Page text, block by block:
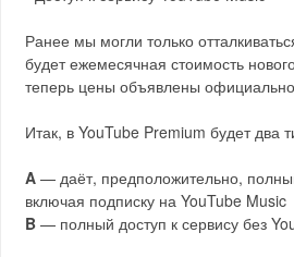
Ранее мы могли только
будет ежемесячная стоимость
теперь цены объявлены
Итак, в YouTube Premium будет два
A — даёт, предположительно,
включая подписку на YouTube Music
B — полный доступ к сервису без